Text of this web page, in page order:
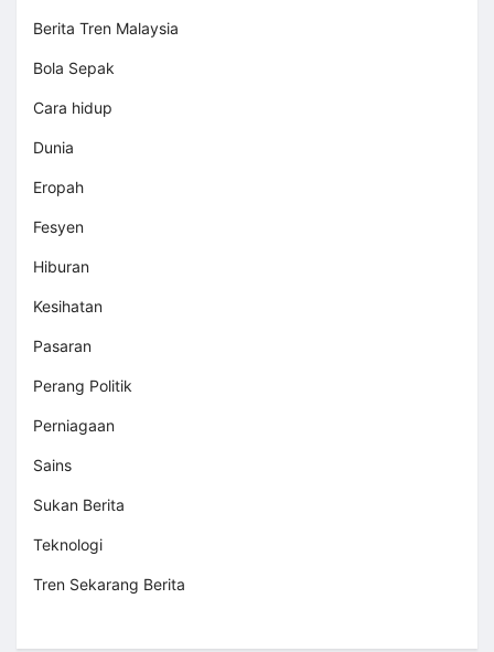
Berita Tren Malaysia
Bola Sepak
Cara hidup
Dunia
Eropah
Fesyen
Hiburan
Kesihatan
Pasaran
Perang Politik
Perniagaan
Sains
Sukan Berita
Teknologi
Tren Sekarang Berita